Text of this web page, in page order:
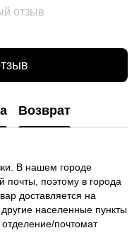
отзыв
Возврат
В нашем городе
почты, поэтому в города
доставляется на
населенные пункты
почтомат